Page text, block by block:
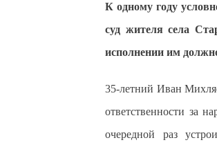
К одному году
суд жителя села
исполнении им
35-летний Иван
ответственности за
очередной раз